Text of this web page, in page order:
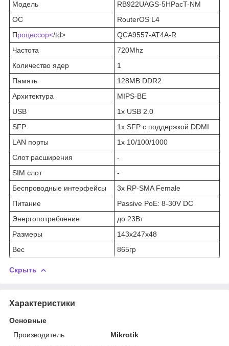
Модель
RB922UAGS-5HPacT-NM
ОС
RouterOS L4
Процессор</td>
QCA9557-AT4A-R
Частота
720Mhz
Количество ядер
1
Память
128MB DDR2
Архитектура
MIPS-BE
USB
1x USB 2.0
SFP
1x SFP с поддержкой DDMI
LAN порты
1x 10/100/1000
Слот расширения
-
SIM слот
-
Беспроводные интерфейсы
3x RP-SMA Female
Питание
Passive PoE: 8-30V DC
Энергопотребление
до 23Вт
Размеры
143x247x48
Вес
865гр
Скрыть
Характеристики
Основные
Производитель
Mikrotik